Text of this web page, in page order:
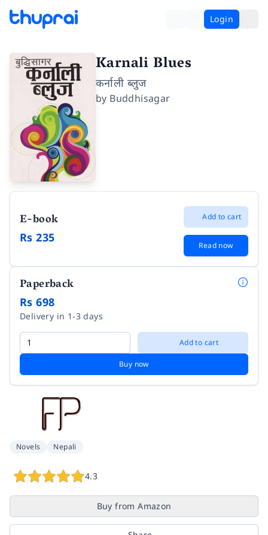
Login
Karnali Blues
कर्नाली ब्लुज
by Buddhisagar
E-book
Rs 235
Add to cart
Read now
Paperback
Rs 698
Delivery in 1-3 days
Add to cart
Buy now
Novels Nepali
4.3
Buy from Amazon